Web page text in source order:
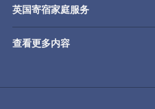
英国寄宿家庭服务
查看更多内容